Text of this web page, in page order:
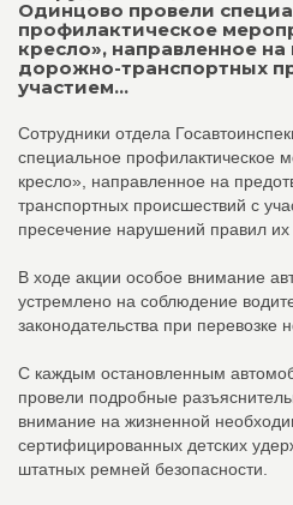
Одинцово провели
профилактическое
кресло», направленное
дорожно-транспортных
участием...
Сотрудники отдела
специальное профилактическое
кресло», направленное на
транспортных происшествий с
пресечение нарушений правил их
В ходе акции особое внимание
устремлено на соблюдение
законодательства при перевозке
С каждым остановленным
провели подробные
внимание на жизненной
сертифицированных детских
штатных ремней безопасности.